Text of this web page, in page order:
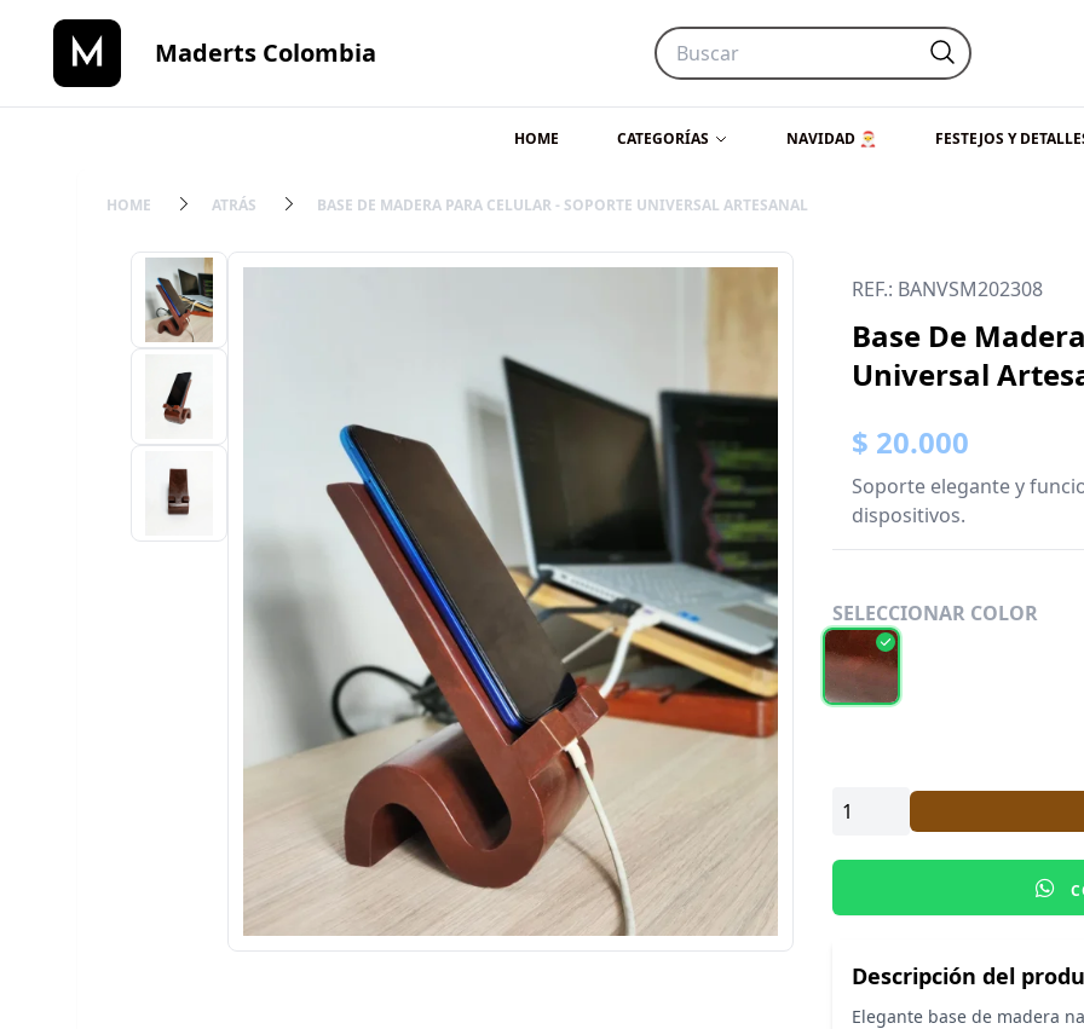
Maderts Colombia
HOME CATEGORÍAS NAVIDAD 🎅 FESTEJOS Y
HOME ATRÁS BASE DE MADERA PARA CELULAR - SOPORTE UNIVERSAL ARTESANAL
REF.: BANVSM202308
Base De
Universal
$ 20.000
Soporte elegante y
dispositivos.
SELECCIONAR COLOR
Descripción del
Elegante base de madera